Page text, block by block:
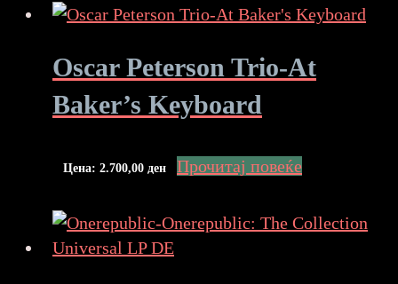
Oscar Peterson Trio-At
Baker’s Keyboard
Цена: 2.700,00 ден Прочитај повеќе